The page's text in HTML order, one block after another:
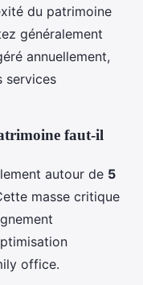
du patrimoine
généralement
annuellement,
services
faut-il
autour de 5
masse critique
office.